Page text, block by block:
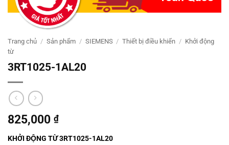
Trang chủ / Sản phẩm / SIEMENS / Thiết bị điều khiển / Khởi động
từ
3RT1025-1AL20
825,000 ₫
KHỞI ĐỘNG TỪ 3RT1025-1AL20